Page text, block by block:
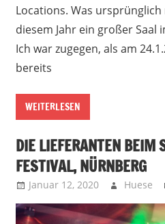
Locations. Was
diesem Jahr ein großer Saal
Ich war zugegen, als am
bereits
WEITERLESEN
DIE LIEFERANTEN BEIM
FESTIVAL, NÜRNBERG
Januar 12, 2020 Huese